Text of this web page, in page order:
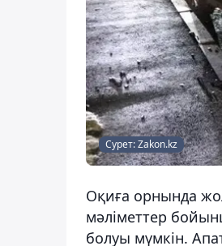
Сурет: Zakon.kz
Оқиға орнында
мәліметтер
болуы мүмкін.